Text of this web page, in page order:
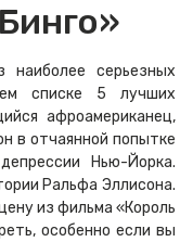
серьезных
списке 5 лучших
афроамериканец,
в отчаянной попытке
Нью-Йорка.
Ральфа Эллисона.
из фильма «Король
особенно если вы